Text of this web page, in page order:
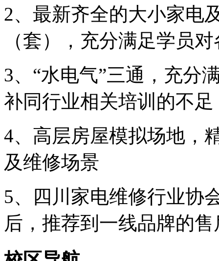
2、最新齐全的大小家电
（套），充分满足学员
3、“水电气”三通，充分
补同行业相关培训的不足
4、高层房屋模拟场地，
及维修场景
5、四川家电维修行业协
后，推荐到一线品牌的